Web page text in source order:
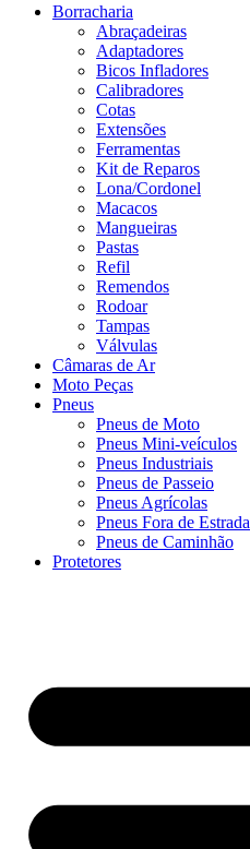
Borracharia
Abraçadeiras
Adaptadores
Bicos Infladores
Calibradores
Cotas
Extensões
Ferramentas
Kit de Reparos
Lona/Cordonel
Macacos
Mangueiras
Pastas
Refil
Remendos
Rodoar
Tampas
Válvulas
Câmaras de Ar
Moto Peças
Pneus
Pneus de Moto
Pneus Mini-veículos
Pneus Industriais
Pneus de Passeio
Pneus Agrícolas
Pneus Fora de Estrada
Pneus de Caminhão
Protetores